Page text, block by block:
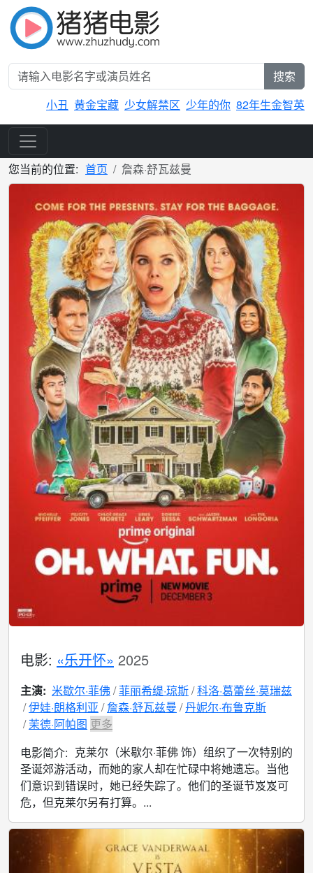
搜索
小丑 黄金宝藏 少女解禁区 少年的你 82年生金智英
您当前的位置: 首页 詹森·舒瓦兹曼
电影: «乐开怀» 2025
主演: 米歇尔·菲佛 菲丽希缇·琼斯 科洛·葛蕾丝·莫瑞兹
伊娃·朗格利亚 詹森·舒瓦兹曼 丹妮尔·布鲁克斯
茉德·阿帕图 更多
电影简介: 克莱尔（米歇尔·菲佛 饰）组织了一次特别的
圣诞郊游活动，而她的家人却在忙碌中将她遗忘。当他
们意识到错误时，她已经失踪了。他们的圣诞节岌岌可
危，但克莱尔另有打算。...